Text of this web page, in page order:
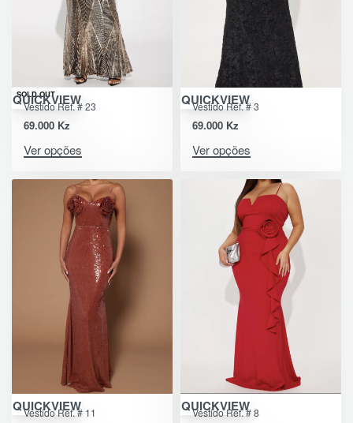
SOLD OUT
QUICKVIEW
Vestido Ref. # 23
69.000 Kz
Ver opções
QUICKVIEW
Vestido Ref. # 3
69.000 Kz
Ver opções
QUICKVIEW
Vestido Ref. # 11 QUICKVIEW
Vestido Ref. # 8